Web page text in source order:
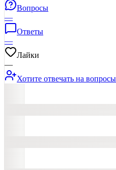
Вопросы
—
Ответы
—
Лайки
—
Хотите отвечать на